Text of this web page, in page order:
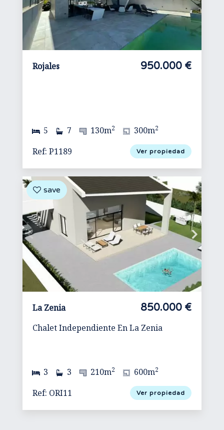
Rojales 950.000 €
5 7 130m2 300m2
Ref: P1189 Ver propiedad
La Zenia 850.000 €
Chalet Independiente En La Zenia
3 3 210m2 600m2
Ref: ORI11 Ver propiedad